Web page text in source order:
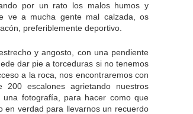
por un rato los malos humos y
ve a mucha gente mal calzada, os
preferiblemente deportivo.
y angosto, con una pendiente
dar pie a torceduras si no tenemos
a la roca, nos encontraremos con
200 escalones agrietando nuestros
fotografía, para hacer como que
en verdad para llevarnos un recuerdo